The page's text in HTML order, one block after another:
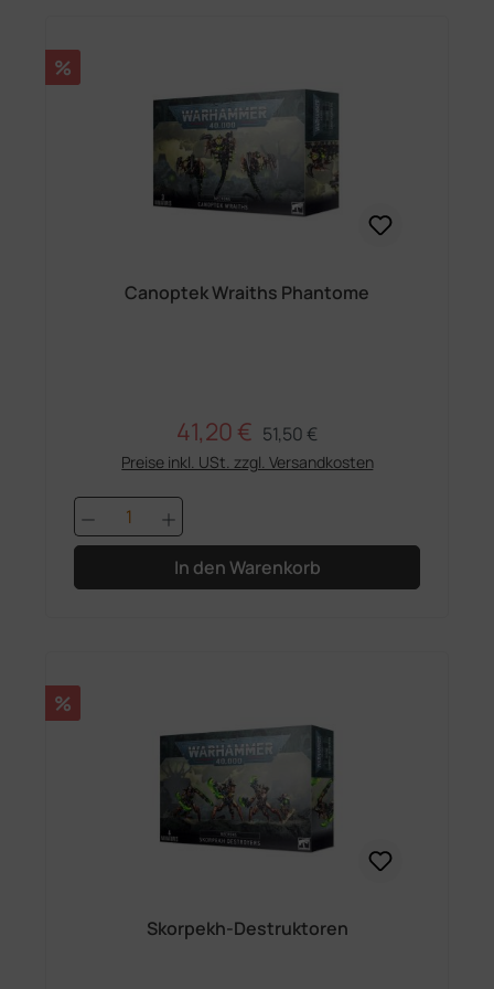
Rabatt
%
Canoptek Wraiths Phantome
Verkaufspreis:
41,20 € Regulärer Preis:
51,50 €
Preise inkl. USt. zzgl. Versandkosten
Produkt Anzahl: Gib den
In den Warenkorb
Rabatt
%
Skorpekh-Destruktoren